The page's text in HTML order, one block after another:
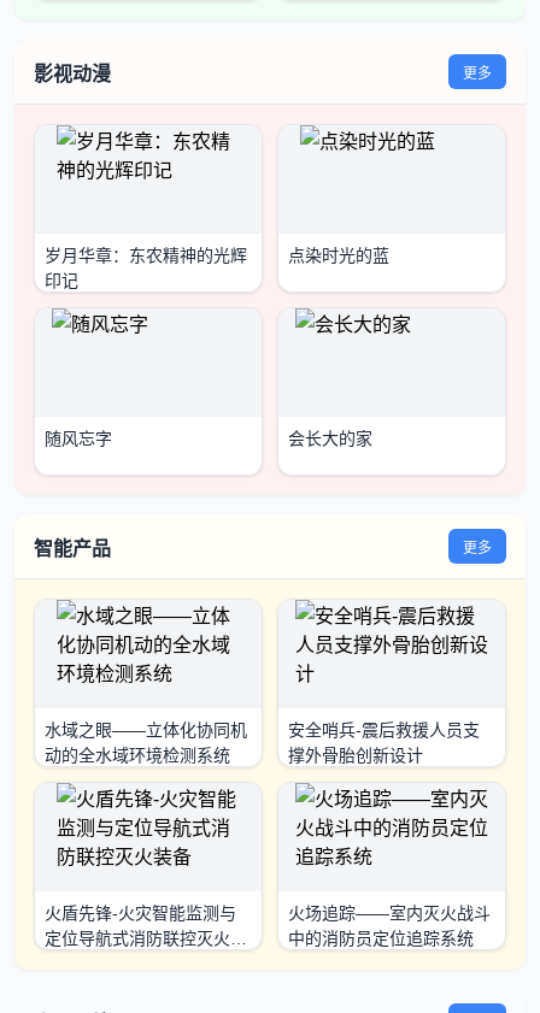
影视动漫 更多
岁月华章：东农精神的光辉
印记
点染时光的蓝
随风忘字 会长大的家
智能产品 更多
水域之眼——立体化协同机
动的全水域环境检测系统
安全哨兵-震后救援人员支
撑外骨胎创新设计
火盾先锋-火灾智能监测与
定位导航式消防联控灭火装
火场追踪——室内灭火战斗
中的消防员定位追踪系统